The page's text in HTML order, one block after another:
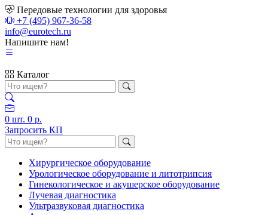
Передовые технологии для здоровья
+7 (495) 967-36-58
info@eurotech.ru
Напишите нам!
Каталог
0 шт. 0 р.
Запросить КП
Хирургическое оборудование
Урологическое оборудование и литотрипсия
Гинекологическое и акушерское оборудование
Лучевая диагностика
Ультразвуковая диагностика